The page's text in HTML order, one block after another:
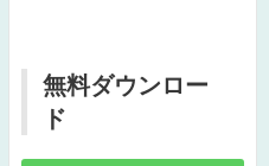
無料ダウンロー
ド